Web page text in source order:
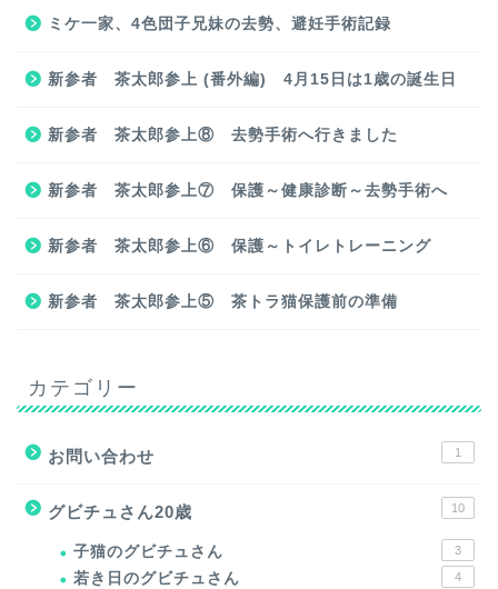
ミケ一家、4色団子兄妹の去勢、避妊手術記録
新参者 茶太郎参上 (番外編) 4月15日は1歳の誕生日
新参者 茶太郎参上⑧ 去勢手術へ行きました
新参者 茶太郎参上⑦ 保護～健康診断～去勢手術へ
新参者 茶太郎参上⑥ 保護～トイレトレーニング
新参者 茶太郎参上⑤ 茶トラ猫保護前の準備
カテゴリー
お問い合わせ 1
グビチュさん20歳 10
子猫のグビチュさん 3
若き日のグビチュさん 4